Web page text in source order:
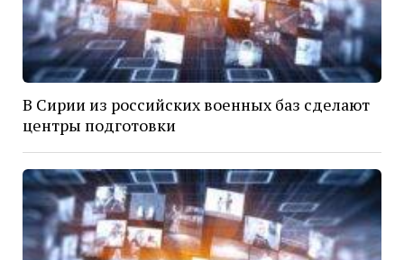
В Сирии из российских военных баз сделают
центры подготовки